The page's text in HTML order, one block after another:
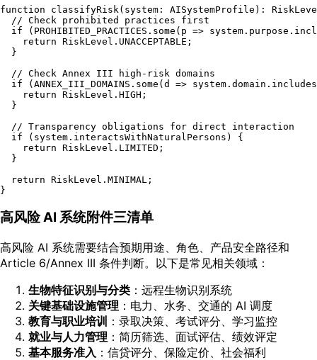
function
classifyRisk ( system : AISystemProfile ):
// Check prohibited practices first
if ( PROHIBITED_PRACTICES . some ( p => system. purpose .
return RiskLevel . UNACCEPTABLE ;
  }
// Check Annex III high-risk domains
if (ANNEX_III_DOMAINS . some (d => system. domain . includes
return RiskLevel . HIGH ;
  }
// Transparency obligations for direct interaction
if (system. interactsWithNaturalPersons ) {
return RiskLevel . LIMITED ;
  }
return RiskLevel . MINIMAL ;
高风险 AI 系统附件三清单
高风险 AI 系统需要结合预期用途、角色、产品安全路径和
Article 6/Annex III 条件判断。以下是常见相关领域：
生物特征识别与分类 ：远程生物识别系统
关键基础设施管理 ：电力、水务、交通的 AI 调度
教育与职业培训 ：录取决策、考试评分、学习监控
就业与人力管理 ：简历筛选、面试评估、绩效评定
基本服务准入 ：信贷评分、保险定价、社会福利